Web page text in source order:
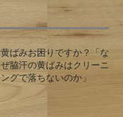
黄ばみお困りですか？「な
ぜ脇汗の黄ばみはクリーニ
ングで落ちないのか」